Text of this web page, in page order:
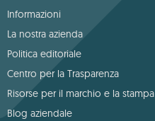
Informazioni
La nostra azienda
Politica editoriale
Centro per la Trasparenza
Risorse per il marchio e la stampa
Blog aziendale